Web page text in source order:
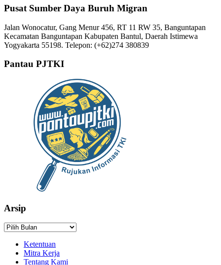
Pusat Sumber Daya Buruh Migran
Jalan Wonocatur, Gang Menur 456, RT 11 RW 35, Banguntapan
Kecamatan Banguntapan Kabupaten Bantul, Daerah Istimewa
Yogyakarta 55198. Telepon: (+62)274 380839
Pantau PJTKI
Arsip
Arsip
Ketentuan
Mitra Kerja
Tentang Kami